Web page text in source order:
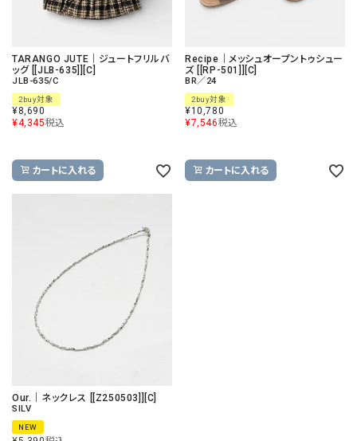
TARANGO JUTE｜ジュートフリルバ
ッグ [[JLB-635]][C]
JLB-635/C
2buy対象
¥8,690
¥4,345税込
カートに入れる
Recipe｜メッシュオープントゥシュー
ズ [[RP-501]][C]
BR／24
2buy対象
¥10,780
¥7,546税込
カートに入れる
Our.｜ネックレス [[Z250503]][C]
SILV
NEW